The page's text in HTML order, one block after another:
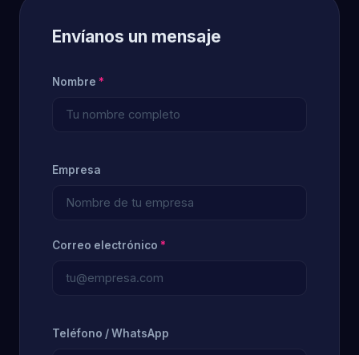
Envíanos un mensaje
Nombre *
Empresa
Correo electrónico *
Teléfono / WhatsApp